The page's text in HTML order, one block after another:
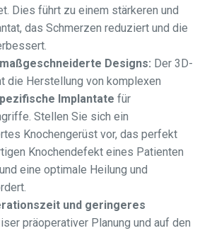
Dies führt zu einem stärkeren und
das Schmerzen reduziert und die
Designs: Der 3D-
die Herstellung von komplexen
Implantate für
Stellen Sie sich ein
Knochengerüst vor, das perfekt
Knochendefekt eines Patienten
eine optimale Heilung und
und geringeres
präoperativer Planung und auf den